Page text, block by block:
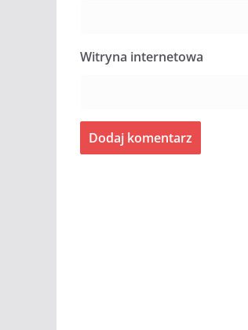
Witryna internetowa